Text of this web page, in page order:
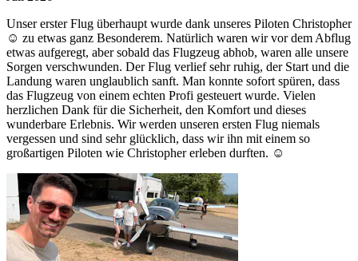
Unser erster Flug überhaupt wurde dank unseres Piloten Christopher
☺️ zu etwas ganz Besonderem. Natürlich waren wir vor dem Abflug
etwas aufgeregt, aber sobald das Flugzeug abhob, waren alle unsere
Sorgen verschwunden. Der Flug verlief sehr ruhig, der Start und die
Landung waren unglaublich sanft. Man konnte sofort spüren, dass
das Flugzeug von einem echten Profi gesteuert wurde. Vielen
herzlichen Dank für die Sicherheit, den Komfort und dieses
wunderbare Erlebnis. Wir werden unseren ersten Flug niemals
vergessen und sind sehr glücklich, dass wir ihn mit einem so
großartigen Piloten wie Christopher erleben durften. ☺️